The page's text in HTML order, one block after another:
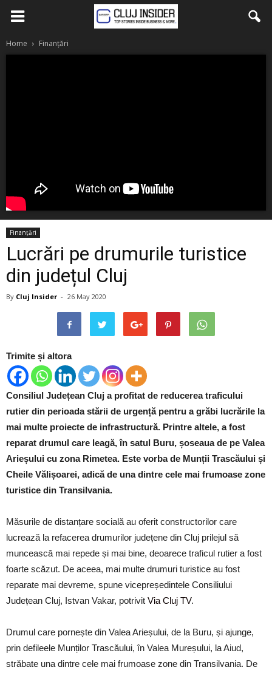
Home Finanțări
Finanțări
Lucrări pe drumurile turistice
din județul Cluj
By Cluj Insider - 26 May 2020
Trimite și altora
Consiliul Județean Cluj a profitat de reducerea traficului
rutier din perioada stării de urgență pentru a grăbi lucrările la
mai multe proiecte de infrastructură. Printre altele, a fost
reparat drumul care leagă, în satul Buru, șoseaua de pe Valea
Arieșului cu zona Rimetea. Este vorba de Munții Trascăului și
Cheile Vălișoarei, adică de una dintre cele mai frumoase zone
turistice din Transilvania.
Măsurile de distanțare socială au oferit constructorilor care
lucrează la refacerea drumurilor județene din Cluj prilejul să
muncească mai repede și mai bine, deoarece traficul rutier a fost
foarte scăzut. De aceea, mai multe drumuri turistice au fost
reparate mai devreme, spune vicepreședintele Consiliului
Județean Cluj, Istvan Vakar, potrivit Via Cluj TV.
Drumul care pornește din Valea Arieșului, de la Buru, și ajunge,
prin defileele Munților Trascăului, în Valea Mureșului, la Aiud,
străbate una dintre cele mai frumoase zone din Transilvania. De